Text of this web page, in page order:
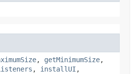
, getMinimumSize,
, installUI ,